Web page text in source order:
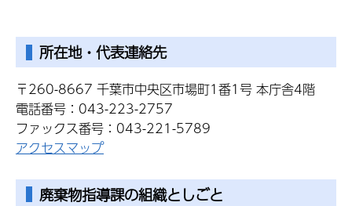
所在地・代表連絡先
〒260-8667 千葉市中央区市場町1番1号 本庁舎4階
電話番号：043-223-2757
ファックス番号：043-221-5789
アクセスマップ
廃棄物指導課の組織としごと